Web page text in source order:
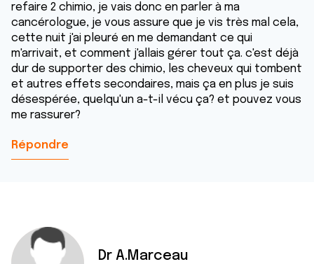
refaire 2 chimio, je vais donc en parler à ma
cancérologue, je vous assure que je vis très mal cela,
cette nuit j'ai pleuré en me demandant ce qui
m'arrivait, et comment j'allais gérer tout ça. c'est déjà
dur de supporter des chimio, les cheveux qui tombent
et autres effets secondaires, mais ça en plus je suis
désespérée, quelqu'un a-t-il vécu ça? et pouvez vous
me rassurer?
Répondre
Dr A.Marceau